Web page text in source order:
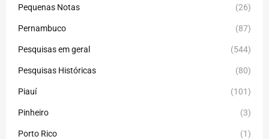
Pequenas Notas (26)
Pernambuco (87)
Pesquisas em geral (544)
Pesquisas Históricas (80)
Piauí (101)
Pinheiro (3)
Porto Rico (1)